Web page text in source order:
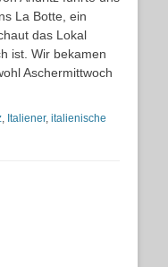
La Botte, ein
das Lokal
ist. Wir bekamen
Aschermittwoch
, Italiener, italienische